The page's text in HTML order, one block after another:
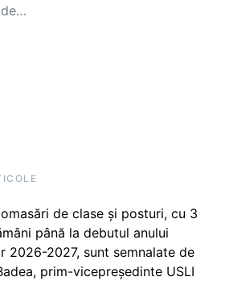
de clase și posturi, cu 3
până la debutul anului
2026-2027, sunt semnalate de
prim-vicepreședinte USLI